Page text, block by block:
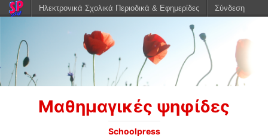
Μαθημαγικές ψηφίδες
Schoolpress
Ηλεκτρονικά Σχολικά Περιοδικά & Εφημερίδες Σύνδεση